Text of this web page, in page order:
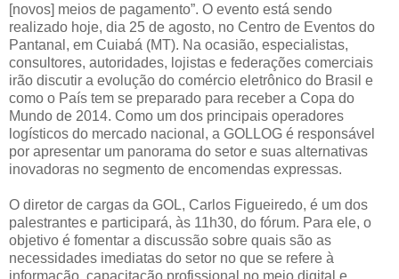
[novos] meios de pagamento”. O evento está sendo
realizado hoje, dia 25 de agosto, no Centro de Eventos do
Pantanal, em Cuiabá (MT). Na ocasião, especialistas,
consultores, autoridades, lojistas e federações comerciais
irão discutir a evolução do comércio eletrônico do Brasil e
como o País tem se preparado para receber a Copa do
Mundo de 2014. Como um dos principais operadores
logísticos do mercado nacional, a GOLLOG é responsável
por apresentar um panorama do setor e suas alternativas
inovadoras no segmento de encomendas expressas.
O diretor de cargas da GOL, Carlos Figueiredo, é um dos
palestrantes e participará, às 11h30, do fórum. Para ele, o
objetivo é fomentar a discussão sobre quais são as
necessidades imediatas do setor no que se refere à
informação, capacitação profissional no meio digital e